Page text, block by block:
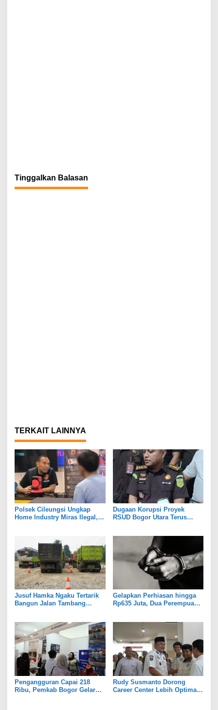
Tinggalkan Balasan
TERKAIT LAINNYA
Polsek Cileungsi Ungkap
Home Industry Miras Ilegal,
Dugaan Korupsi Proyek
RSUD Bogor Utara Terus
Jusuf Hamka Ngaku Tertarik
Bangun Jalan Tambang
Gelapkan Perhiasan hingga
Rp635 Juta, Dua Perempuan
Pengangguran Capai 218
Ribu, Pemkab Bogor Gelar
Rudy Susmanto Dorong
Career Center Lebih Optimal